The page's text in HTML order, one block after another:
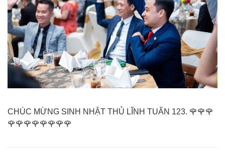
CHÚC MỪNG SINH NHẬT THỦ LĨNH TUẤN 123. 🌹🌹🌹
🌹🌹🌹🌹🌹🌹🌹🌹